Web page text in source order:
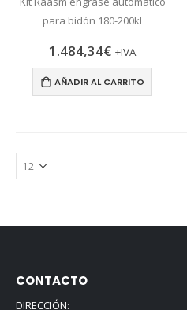
para bidón 180-200kl
1.484,34€ +IVA
AÑADIR AL CARRITO
CONTACTO
DIRECCIÓN: